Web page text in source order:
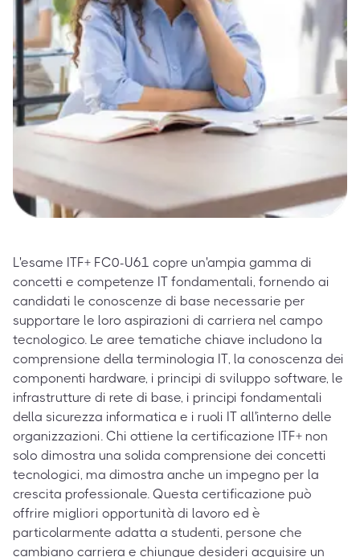
L'esame ITF+ FC0-U61 copre un'ampia gamma di
concetti e competenze IT fondamentali, fornendo ai
candidati le conoscenze di base necessarie per
supportare le loro aspirazioni di carriera nel campo
tecnologico. Le aree tematiche chiave includono la
comprensione della terminologia IT, la conoscenza dei
componenti hardware, i principi di sviluppo software, le
infrastrutture di rete di base, i principi fondamentali
della sicurezza informatica e i ruoli IT all'interno delle
organizzazioni. Chi ottiene la certificazione ITF+ non
solo dimostra una solida comprensione dei concetti
tecnologici, ma dimostra anche un impegno per la
crescita professionale. Questa certificazione può
offrire migliori opportunità di lavoro ed è
particolarmente adatta a studenti, persone che
cambiano carriera e chiunque desideri acquisire un